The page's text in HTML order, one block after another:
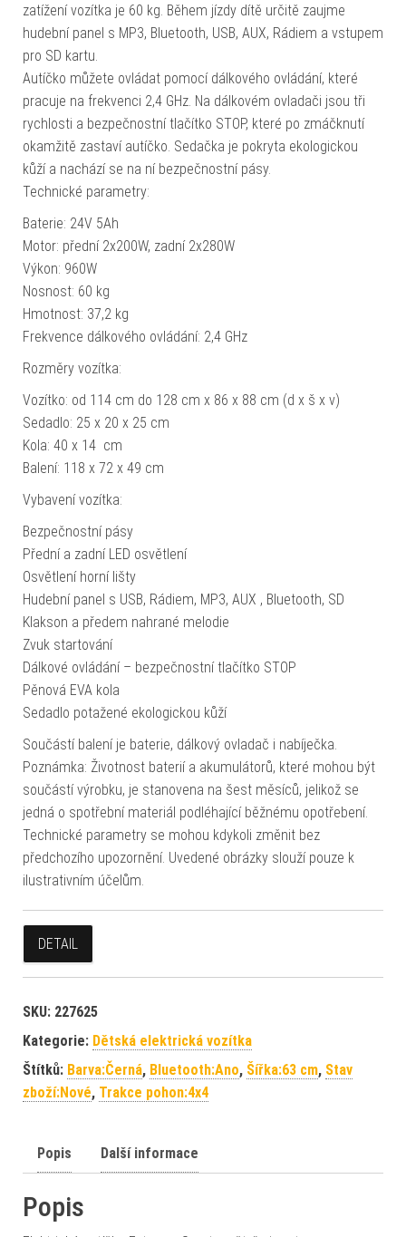
zatížení vozítka je 60 kg. Během jízdy dítě určitě zaujme
hudební panel s MP3, Bluetooth, USB, AUX, Rádiem a vstupem
pro SD kartu.
Autíčko můžete ovládat pomocí dálkového ovládání, které
pracuje na frekvenci 2,4 GHz. Na dálkovém ovladači jsou tři
rychlosti a bezpečnostní tlačítko STOP, které po zmáčknutí
okamžitě zastaví autíčko. Sedačka je pokryta ekologickou
kůží a nachází se na ní bezpečnostní pásy.
Technické parametry:
Baterie: 24V 5Ah
Motor: přední 2x200W, zadní 2x280W
Výkon: 960W
Nosnost: 60 kg
Hmotnost: 37,2 kg
Frekvence dálkového ovládání: 2,4 GHz
Rozměry vozítka:
Vozítko: od 114 cm do 128 cm x 86 x 88 cm (d x š x v)
Sedadlo: 25 x 20 x 25 cm
Kola: 40 x 14 cm
Balení: 118 x 72 x 49 cm
Vybavení vozítka:
Bezpečnostní pásy
Přední a zadní LED osvětlení
Osvětlení horní lišty
Hudební panel s USB, Rádiem, MP3, AUX , Bluetooth, SD
Klakson a předem nahrané melodie
Zvuk startování
Dálkové ovládání – bezpečnostní tlačítko STOP
Pěnová EVA kola
Sedadlo potažené ekologickou kůží
Součástí balení je baterie, dálkový ovladač i nabíječka.
Poznámka: Životnost baterií a akumulátorů, které mohou být
součástí výrobku, je stanovena na šest měsíců, jelikož se
jedná o spotřební materiál podléhající běžnému opotřebení.
Technické parametry se mohou kdykoli změnit bez
předchozího upozornění. Uvedené obrázky slouží pouze k
ilustrativním účelům.
DETAIL
SKU: 227625
Kategorie: Dětská elektrická vozítka
Štítků: Barva:Černá, Bluetooth:Ano, Šířka:63 cm, Stav
zboží:Nové, Trakce pohon:4x4
Popis Další informace
Popis